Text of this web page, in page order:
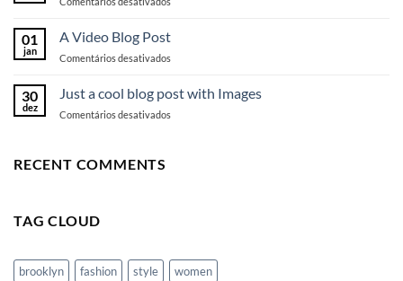
with
Gallery
Post
01
jan
A Video Blog Post
Comentários desativadosem
Video
Post
30
dez
Just a cool blog post with Images
Comentários desativadosem
RECENT COMMENTS
TAG CLOUD
brooklyn fashion style women